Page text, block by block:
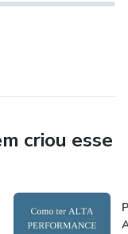
criou esse